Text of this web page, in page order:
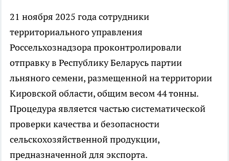
21 ноября 2025 года сотрудники
территориального управления
Россельхознадзора проконтролировали
отправку в Республику Беларусь партии
льняного семени, размещенной на территории
Кировской области, общим весом 44 тонны.
Процедура является частью систематической
проверки качества и безопасности
сельскохозяйственной продукции,
предназначенной для экспорта.